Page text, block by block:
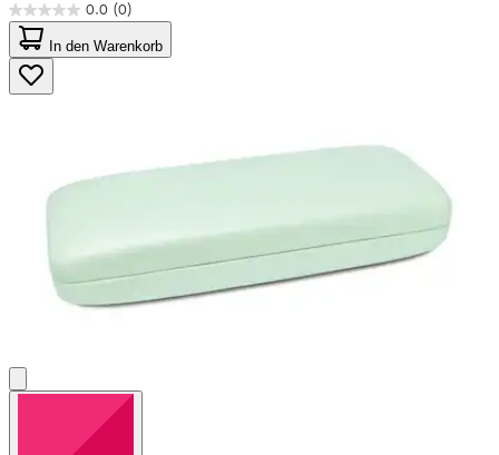
0.0 (0)
0.0
von
5
Sternen.
In den Warenkorb